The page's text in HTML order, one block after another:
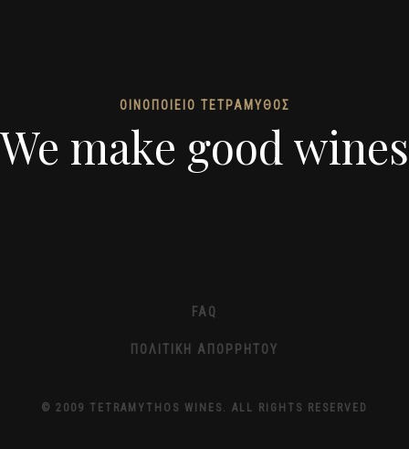
ΟΙΝΟΠΟΙΕΙΟ ΤΕΤΡΑΜΥΘΟΣ
We make good wines
FAQ
ΠΟΛΙΤΙΚΉ ΑΠΟΡΡΉΤΟΥ
© 2009 TETRAMYTHOS WINES. ALL RIGHTS RESERVED